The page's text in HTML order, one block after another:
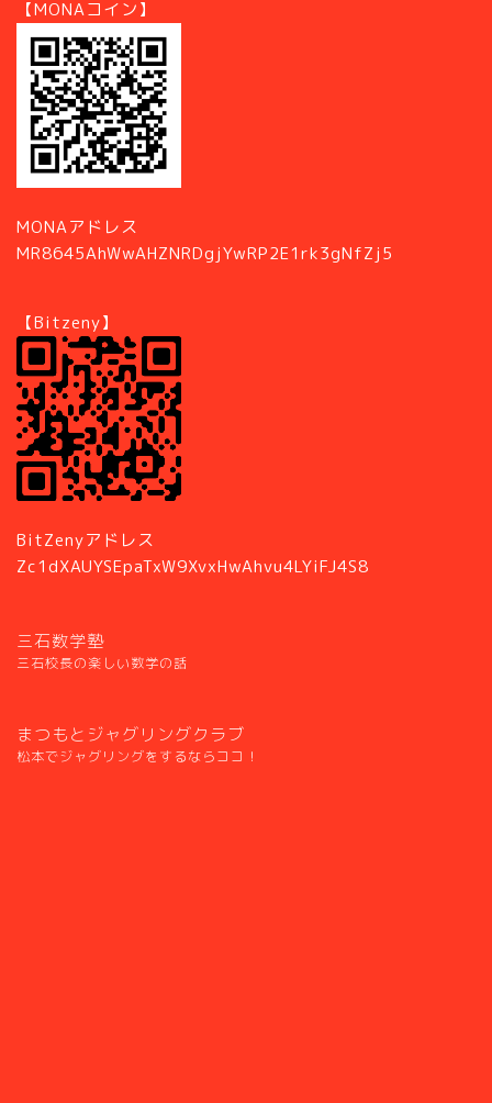
【MONAコイン】
MONAアドレス
MR8645AhWwAHZNRDgjYwRP2E1rk3gNfZj5
【Bitzeny】
BitZenyアドレス
Zc1dXAUYSEpaTxW9XvxHwAhvu4LYiFJ4S8
三石数学塾
三石校長の楽しい数学の話
まつもとジャグリングクラブ
松本でジャグリングをするならココ！